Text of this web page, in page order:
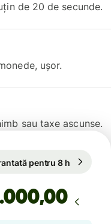
de 20 de secunde.
ușor.
sau taxe ascunse.
pentru 8 h
,00